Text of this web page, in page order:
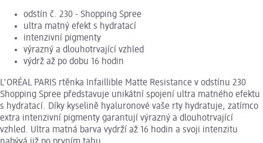
odstín č. 230 - Shopping Spree
ultra matný efekt s hydratací
intenzivní pigmenty
výrazný a dlouhotrvající vzhled
výdrž až po dobu 16 hodin
L'ORÉAL PARIS rtěnka Infaillible Matte Resistance v odstínu 230
Shopping Spree představuje unikátní spojení ultra matného efektu
s hydratací. Díky kyselině hyaluronové vaše rty hydratuje, zatímco
extra intenzivní pigmenty garantují výrazný a dlouhotrvající
vzhled. Ultra matná barva vydrží až 16 hodin a svoji intenzitu